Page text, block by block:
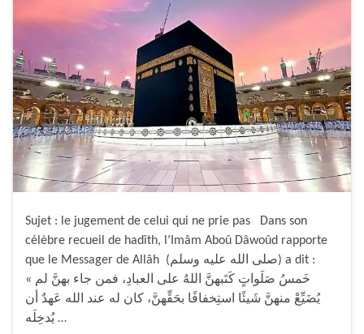
Sujet : le jugement de celui qui ne prie pas Dans son
célèbre recueil de hadîth, l’Imâm Aboû Dâwoûd rapporte
que le Messager de Allâh (صلى الله عليه وسلم) a dit :
« خَمسُ صَلَواتٍ كَتَبهنَّ اللهُ على العبادِ، فمن جاء بهنَّ لم
يُضَيِّعْ منهنَّ شَيئًا استِخفافًا بحَقِّهنَّ، كان له عند الله عَهدٌ أن
يُدخِلَه …